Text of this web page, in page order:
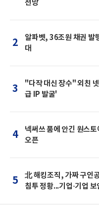
전망
2
알파벳, 36조원 채권 발
대
3
"다작 대신 장수" 외친
급 IP 발굴'
4
넥써쓰 품에 안긴 원스
오픈
5
北 해킹조직, 가짜 구인
침투 정황...기업·기업 보